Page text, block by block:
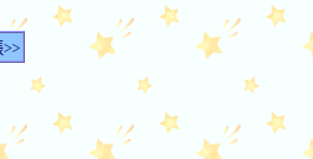
>>